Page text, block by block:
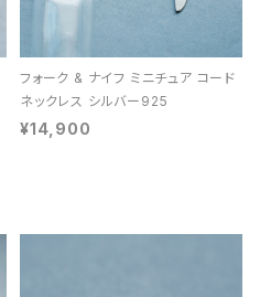
フォーク & ナイフ ミニチュア コード
ネックレス シルバー925
¥14,900